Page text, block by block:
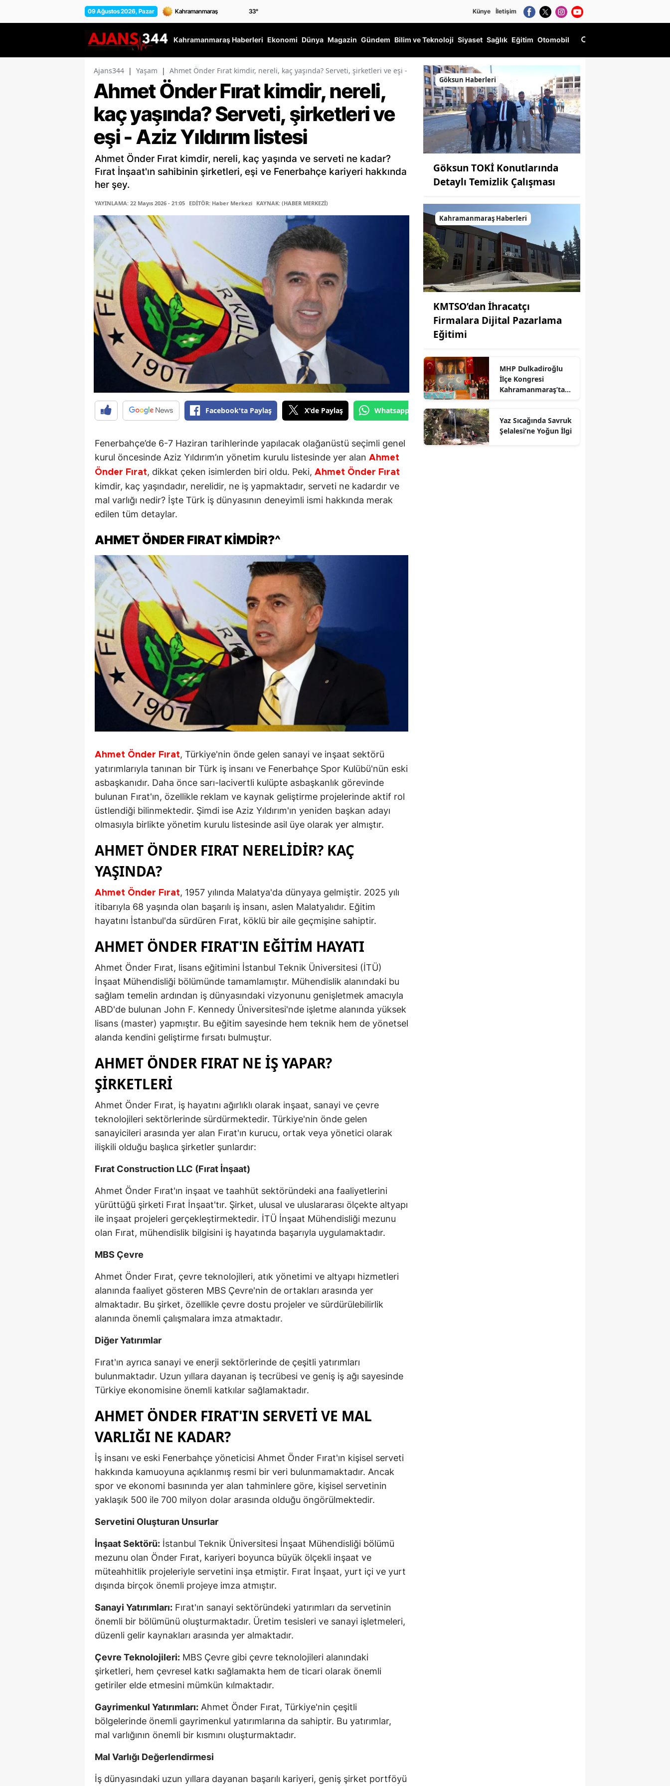
09 Ağustos 2026, Pazar 33° Künye İletişim
Kahramanmaraş Haberleri Ekonomi Dünya Magazin Gündem Bilim ve Teknoloji Siyaset Sağlık Eğitim Otomobil
Ajans344 | Yaşam | Ahmet Önder Fırat kimdir, nereli, kaç yaşında? Serveti, şirketleri ve eşi - Aziz Yıldırım listesi
Ahmet Önder Fırat kimdir, nereli,
kaç yaşında? Serveti, şirketleri ve
eşi - Aziz Yıldırım listesi
Ahmet Önder Fırat kimdir, nereli, kaç yaşında ve serveti ne kadar?
Fırat İnşaat'ın sahibinin şirketleri, eşi ve Fenerbahçe kariyeri hakkında
her şey.
YAYINLAMA: 22 Mayıs 2026 - 21:05 EDİTÖR: Haber Merkezi KAYNAK: (HABER MERKEZİ)
Facebook'ta Paylaş X'de Paylaş Whatsapp'tan Gönder
Fenerbahçe’de 6-7 Haziran tarihlerinde yapılacak olağanüstü seçimli genel
kurul öncesinde Aziz Yıldırım’ın yönetim kurulu listesinde yer alan Ahmet
Önder Fırat, dikkat çeken isimlerden biri oldu. Peki, Ahmet Önder Fırat
kimdir, kaç yaşındadır, nerelidir, ne iş yapmaktadır, serveti ne kadardır ve
mal varlığı nedir? İşte Türk iş dünyasının deneyimli ismi hakkında merak
edilen tüm detaylar.
AHMET ÖNDER FIRAT KİMDİR?^
Ahmet Önder Fırat, Türkiye'nin önde gelen sanayi ve inşaat sektörü
yatırımlarıyla tanınan bir Türk iş insanı ve Fenerbahçe Spor Kulübü'nün eski
asbaşkanıdır. Daha önce sarı-lacivertli kulüpte asbaşkanlık görevinde
bulunan Fırat'ın, özellikle reklam ve kaynak geliştirme projelerinde aktif rol
üstlendiği bilinmektedir. Şimdi ise Aziz Yıldırım'ın yeniden başkan adayı
olmasıyla birlikte yönetim kurulu listesinde asil üye olarak yer almıştır.
AHMET ÖNDER FIRAT NERELİDİR? KAÇ
YAŞINDA?
Ahmet Önder Fırat, 1957 yılında Malatya'da dünyaya gelmiştir. 2025 yılı
itibarıyla 68 yaşında olan başarılı iş insanı, aslen Malatyalıdır. Eğitim
hayatını İstanbul'da sürdüren Fırat, köklü bir aile geçmişine sahiptir.
AHMET ÖNDER FIRAT'IN EĞİTİM HAYATI
Ahmet Önder Fırat, lisans eğitimini İstanbul Teknik Üniversitesi (İTÜ)
İnşaat Mühendisliği bölümünde tamamlamıştır. Mühendislik alanındaki bu
sağlam temelin ardından iş dünyasındaki vizyonunu genişletmek amacıyla
ABD'de bulunan John F. Kennedy Üniversitesi'nde işletme alanında yüksek
lisans (master) yapmıştır. Bu eğitim sayesinde hem teknik hem de yönetsel
alanda kendini geliştirme fırsatı bulmuştur.
AHMET ÖNDER FIRAT NE İŞ YAPAR?
ŞİRKETLERİ
Ahmet Önder Fırat, iş hayatını ağırlıklı olarak inşaat, sanayi ve çevre
teknolojileri sektörlerinde sürdürmektedir. Türkiye'nin önde gelen
sanayicileri arasında yer alan Fırat'ın kurucu, ortak veya yönetici olarak
ilişkili olduğu başlıca şirketler şunlardır:
Fırat Construction LLC (Fırat İnşaat)
Ahmet Önder Fırat'ın inşaat ve taahhüt sektöründeki ana faaliyetlerini
yürüttüğü şirketi Fırat İnşaat'tır. Şirket, ulusal ve uluslararası ölçekte altyapı
ile inşaat projeleri gerçekleştirmektedir. İTÜ İnşaat Mühendisliği mezunu
olan Fırat, mühendislik bilgisini iş hayatında başarıyla uygulamaktadır.
MBS Çevre
Ahmet Önder Fırat, çevre teknolojileri, atık yönetimi ve altyapı hizmetleri
alanında faaliyet gösteren MBS Çevre'nin de ortakları arasında yer
almaktadır. Bu şirket, özellikle çevre dostu projeler ve sürdürülebilirlik
alanında önemli çalışmalara imza atmaktadır.
Diğer Yatırımlar
Fırat'ın ayrıca sanayi ve enerji sektörlerinde de çeşitli yatırımları
bulunmaktadır. Uzun yıllara dayanan iş tecrübesi ve geniş iş ağı sayesinde
Türkiye ekonomisine önemli katkılar sağlamaktadır.
AHMET ÖNDER FIRAT'IN SERVETİ VE MAL
VARLIĞI NE KADAR?
İş insanı ve eski Fenerbahçe yöneticisi Ahmet Önder Fırat'ın kişisel serveti
hakkında kamuoyuna açıklanmış resmi bir veri bulunmamaktadır. Ancak
spor ve ekonomi basınında yer alan tahminlere göre, kişisel servetinin
yaklaşık 500 ile 700 milyon dolar arasında olduğu öngörülmektedir.
Servetini Oluşturan Unsurlar
İnşaat Sektörü: İstanbul Teknik Üniversitesi İnşaat Mühendisliği bölümü
mezunu olan Önder Fırat, kariyeri boyunca büyük ölçekli inşaat ve
müteahhitlik projeleriyle servetini inşa etmiştir. Fırat İnşaat, yurt içi ve yurt
dışında birçok önemli projeye imza atmıştır.
Sanayi Yatırımları: Fırat'ın sanayi sektöründeki yatırımları da servetinin
önemli bir bölümünü oluşturmaktadır. Üretim tesisleri ve sanayi işletmeleri,
düzenli gelir kaynakları arasında yer almaktadır.
Çevre Teknolojileri: MBS Çevre gibi çevre teknolojileri alanındaki
şirketleri, hem çevresel katkı sağlamakta hem de ticari olarak önemli
getiriler elde etmesini mümkün kılmaktadır.
Gayrimenkul Yatırımları: Ahmet Önder Fırat, Türkiye'nin çeşitli
bölgelerinde önemli gayrimenkul yatırımlarına da sahiptir. Bu yatırımlar,
mal varlığının önemli bir kısmını oluşturmaktadır.
Mal Varlığı Değerlendirmesi
İş dünyasındaki uzun yıllara dayanan başarılı kariyeri, geniş şirket portföyü
Göksun Haberleri
Göksun TOKİ Konutlarında
Detaylı Temizlik Çalışması
Kahramanmaraş Haberleri
KMTSO’dan İhracatçı
Firmalara Dijital Pazarlama
Eğitimi
MHP Dulkadiroğlu
İlçe Kongresi
Kahramanmaraş’ta
Yaz Sıcağında Savruk
Şelalesi’ne Yoğun İlgi